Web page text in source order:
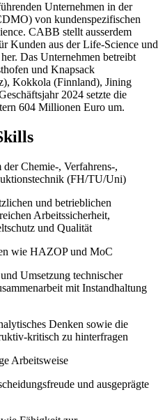
Unternehmen in der
von kundenspezifischen
CABB stellt ausserdem
Kunden aus der Life-Science und
Das Unternehmen betreibt
und Knapsack
Kokkola (Finnland), Jining
2024 setzte die
604 Millionen Euro um.
der Chemie-, Verfahrens-,
(FH/TU/Uni)
und betrieblichen
Arbeitssicherheit,
und Qualität
wie HAZOP und MoC
Umsetzung technischer
mit Instandhaltung
Denken sowie die
kritisch zu hinterfragen
Arbeitsweise
und ausgeprägte